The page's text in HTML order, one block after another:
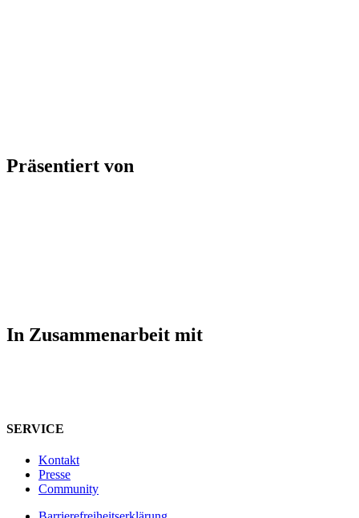
Präsentiert von
In Zusammenarbeit mit
SERVICE
Kontakt
Presse
Community